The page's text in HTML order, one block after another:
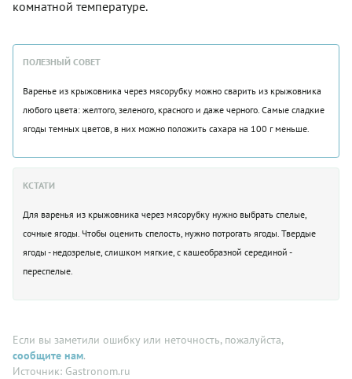
комнатной температуре.
ПОЛЕЗНЫЙ СОВЕТ
Варенье из крыжовника через мясорубку можно сварить из крыжовника
любого цвета: желтого, зеленого, красного и даже черного. Самые сладкие
ягоды темных цветов, в них можно положить сахара на 100 г меньше.
КСТАТИ
Для варенья из крыжовника через мясорубку нужно выбрать спелые,
сочные ягоды. Чтобы оценить спелость, нужно потрогать ягоды. Твердые
ягоды - недозрелые, слишком мягкие, с кашеобразной серединой -
переспелые.
Если вы заметили ошибку или неточность, пожалуйста,
сообщите нам.
Источник: Gastronom.ru